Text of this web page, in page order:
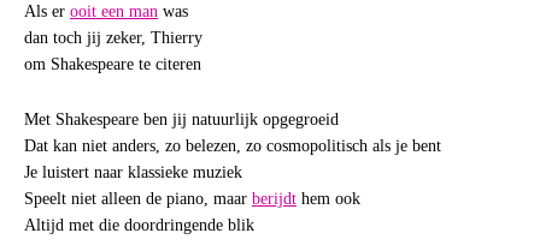
Als er ooit een man was
dan toch jij zeker, Thierry
om Shakespeare te citeren
Met Shakespeare ben jij natuurlijk opgegroeid
Dat kan niet anders, zo belezen, zo cosmopolitisch als je bent
Je luistert naar klassieke muziek
Speelt niet alleen de piano, maar berijdt hem ook
Altijd met die doordringende blik